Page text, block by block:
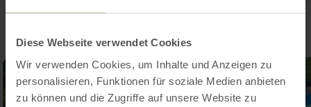
Diese Webseite verwendet Cookies
Wir verwenden Cookies, um Inhalte und Anzeigen zu
personalisieren, Funktionen für soziale Medien anbieten
zu können und die Zugriffe auf unsere Website zu